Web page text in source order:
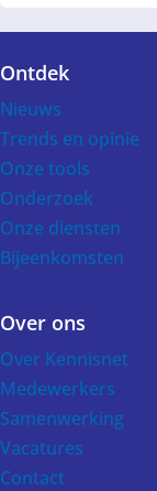
Voet
Ontdek
Nieuws
Trends en opinie
Onze tools
Onderzoek
Onze diensten
Bijeenkomsten
Over ons
Over Kennisnet
Medewerkers
Samenwerking
Vacatures
Contact